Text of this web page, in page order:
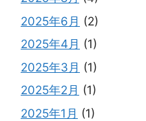
2025年6月 (2)
2025年4月 (1)
2025年3月 (1)
2025年2月 (1)
2025年1月 (1)